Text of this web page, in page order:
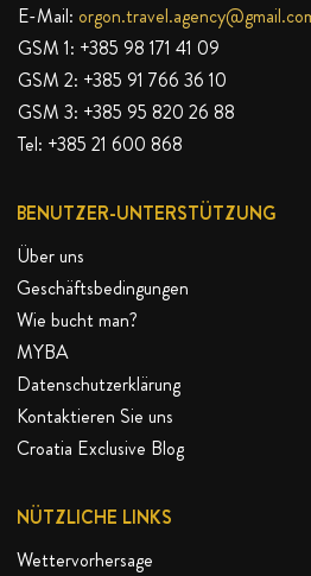
E-Mail:
GSM 1: +385 98 171 41 09
GSM 2: +385 91 766 36 10
GSM 3: +385 95 820 26 88
Tel: +385 21 600 868
BENUTZER-UNTERSTÜTZUNG
Über uns
Geschäftsbedingungen
Wie bucht man?
MYBA
Datenschutzerklärung
Kontaktieren Sie uns
Croatia Exclusive Blog
NÜTZLICHE LINKS
Wettervorhersage